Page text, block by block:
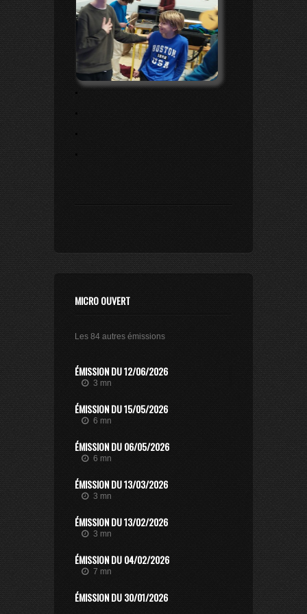
.
.
.
.
MICRO OUVERT
Les 84 autres émissions
ÉMISSION DU 12/06/2026
3 mn
ÉMISSION DU 15/05/2026
6 mn
ÉMISSION DU 06/05/2026
6 mn
ÉMISSION DU 13/03/2026
3 mn
ÉMISSION DU 13/02/2026
3 mn
ÉMISSION DU 04/02/2026
7 mn
ÉMISSION DU 30/01/2026